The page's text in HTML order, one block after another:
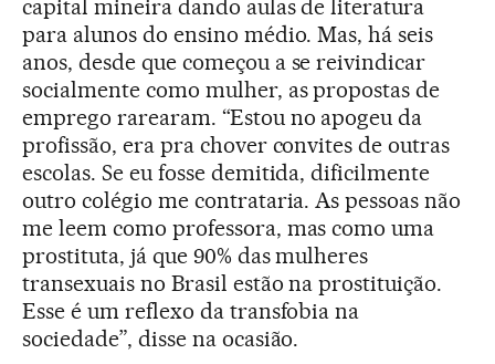
capital mineira dando aulas de literatura
para alunos do ensino médio. Mas, há seis
anos, desde que começou a se reivindicar
socialmente como mulher, as propostas de
emprego rarearam. “Estou no apogeu da
profissão, era pra chover convites de outras
escolas. Se eu fosse demitida, dificilmente
outro colégio me contrataria. As pessoas não
me leem como professora, mas como uma
prostituta, já que 90% das mulheres
transexuais no Brasil estão na prostituição.
Esse é um reflexo da transfobia na
sociedade”, disse na ocasião.